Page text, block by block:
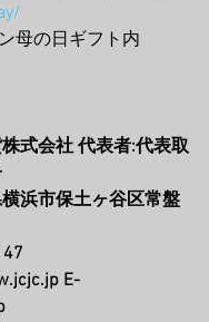
母の日ギフト内
式会社 代表者:代表取
浜市保土ヶ谷区常盤
E-